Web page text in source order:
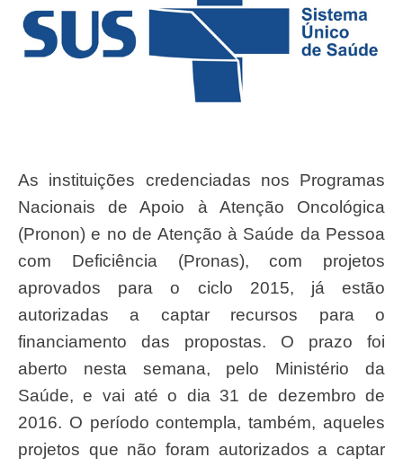
As instituições credenciadas nos Programas
Nacionais de Apoio à Atenção Oncológica
(Pronon) e no de Atenção à Saúde da Pessoa
com Deficiência (Pronas), com projetos
aprovados para o ciclo 2015, já estão
autorizadas a captar recursos para o
financiamento das propostas. O prazo foi
aberto nesta semana, pelo Ministério da
Saúde, e vai até o dia 31 de dezembro de
2016. O período contempla, também, aqueles
projetos que não foram autorizados a captar